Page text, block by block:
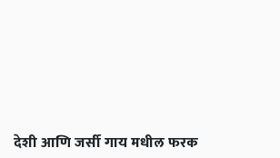
देशी आणि जर्सी गाय मधील फरक